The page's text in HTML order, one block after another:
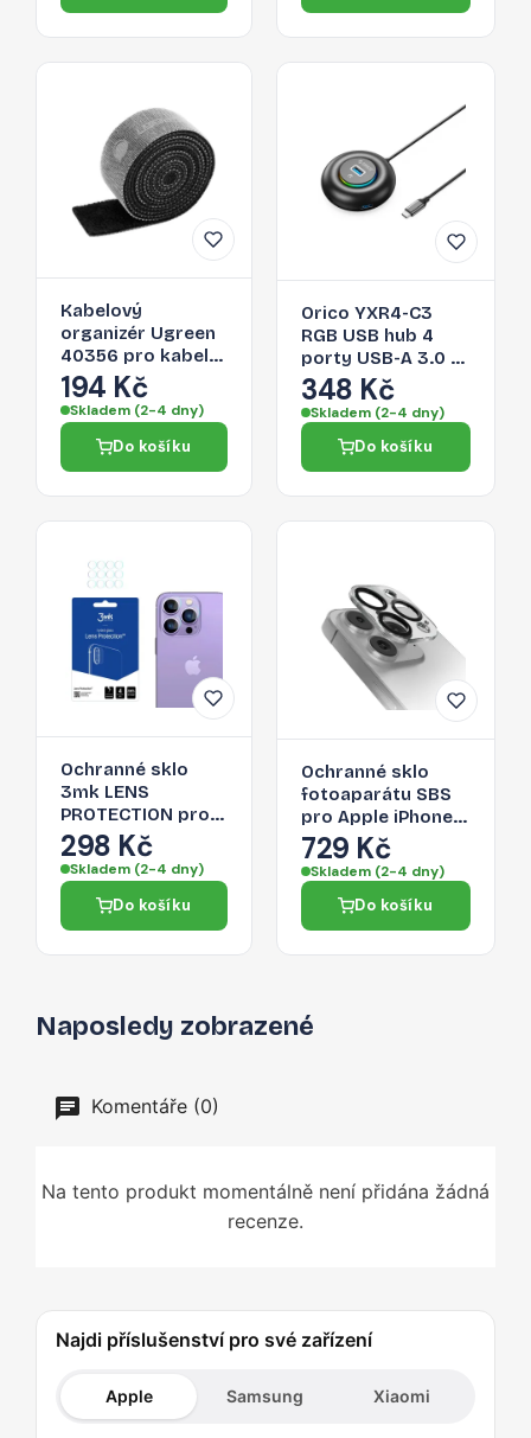
Kabelový
organizér Ugreen
40356 pro kabely
- černá
194 Kč
Skladem (2-4 dny)
Do košíku
Orico YXR4-C3
RGB USB hub 4
porty USB-A 3.0 s
audio/mikrofonním
portem 0,3 m –
černý
348 Kč
Skladem (2-4 dny)
Do košíku
Ochranné sklo
3mk LENS
PROTECTION pro
iPhone 14 Pro Max
/ 14 Pro - pro zadní
kameru
298 Kč
Skladem (2-4 dny)
Do košíku
Ochranné sklo
fotoaparátu SBS
pro Apple iPhone
14 Pro Max
729 Kč
Skladem (2-4 dny)
Do košíku
Naposledy zobrazené
Komentáře (0)
Na tento produkt momentálně není přidána žádná
recenze.
Najdi příslušenství pro své zařízení
Apple Samsung Xiaomi